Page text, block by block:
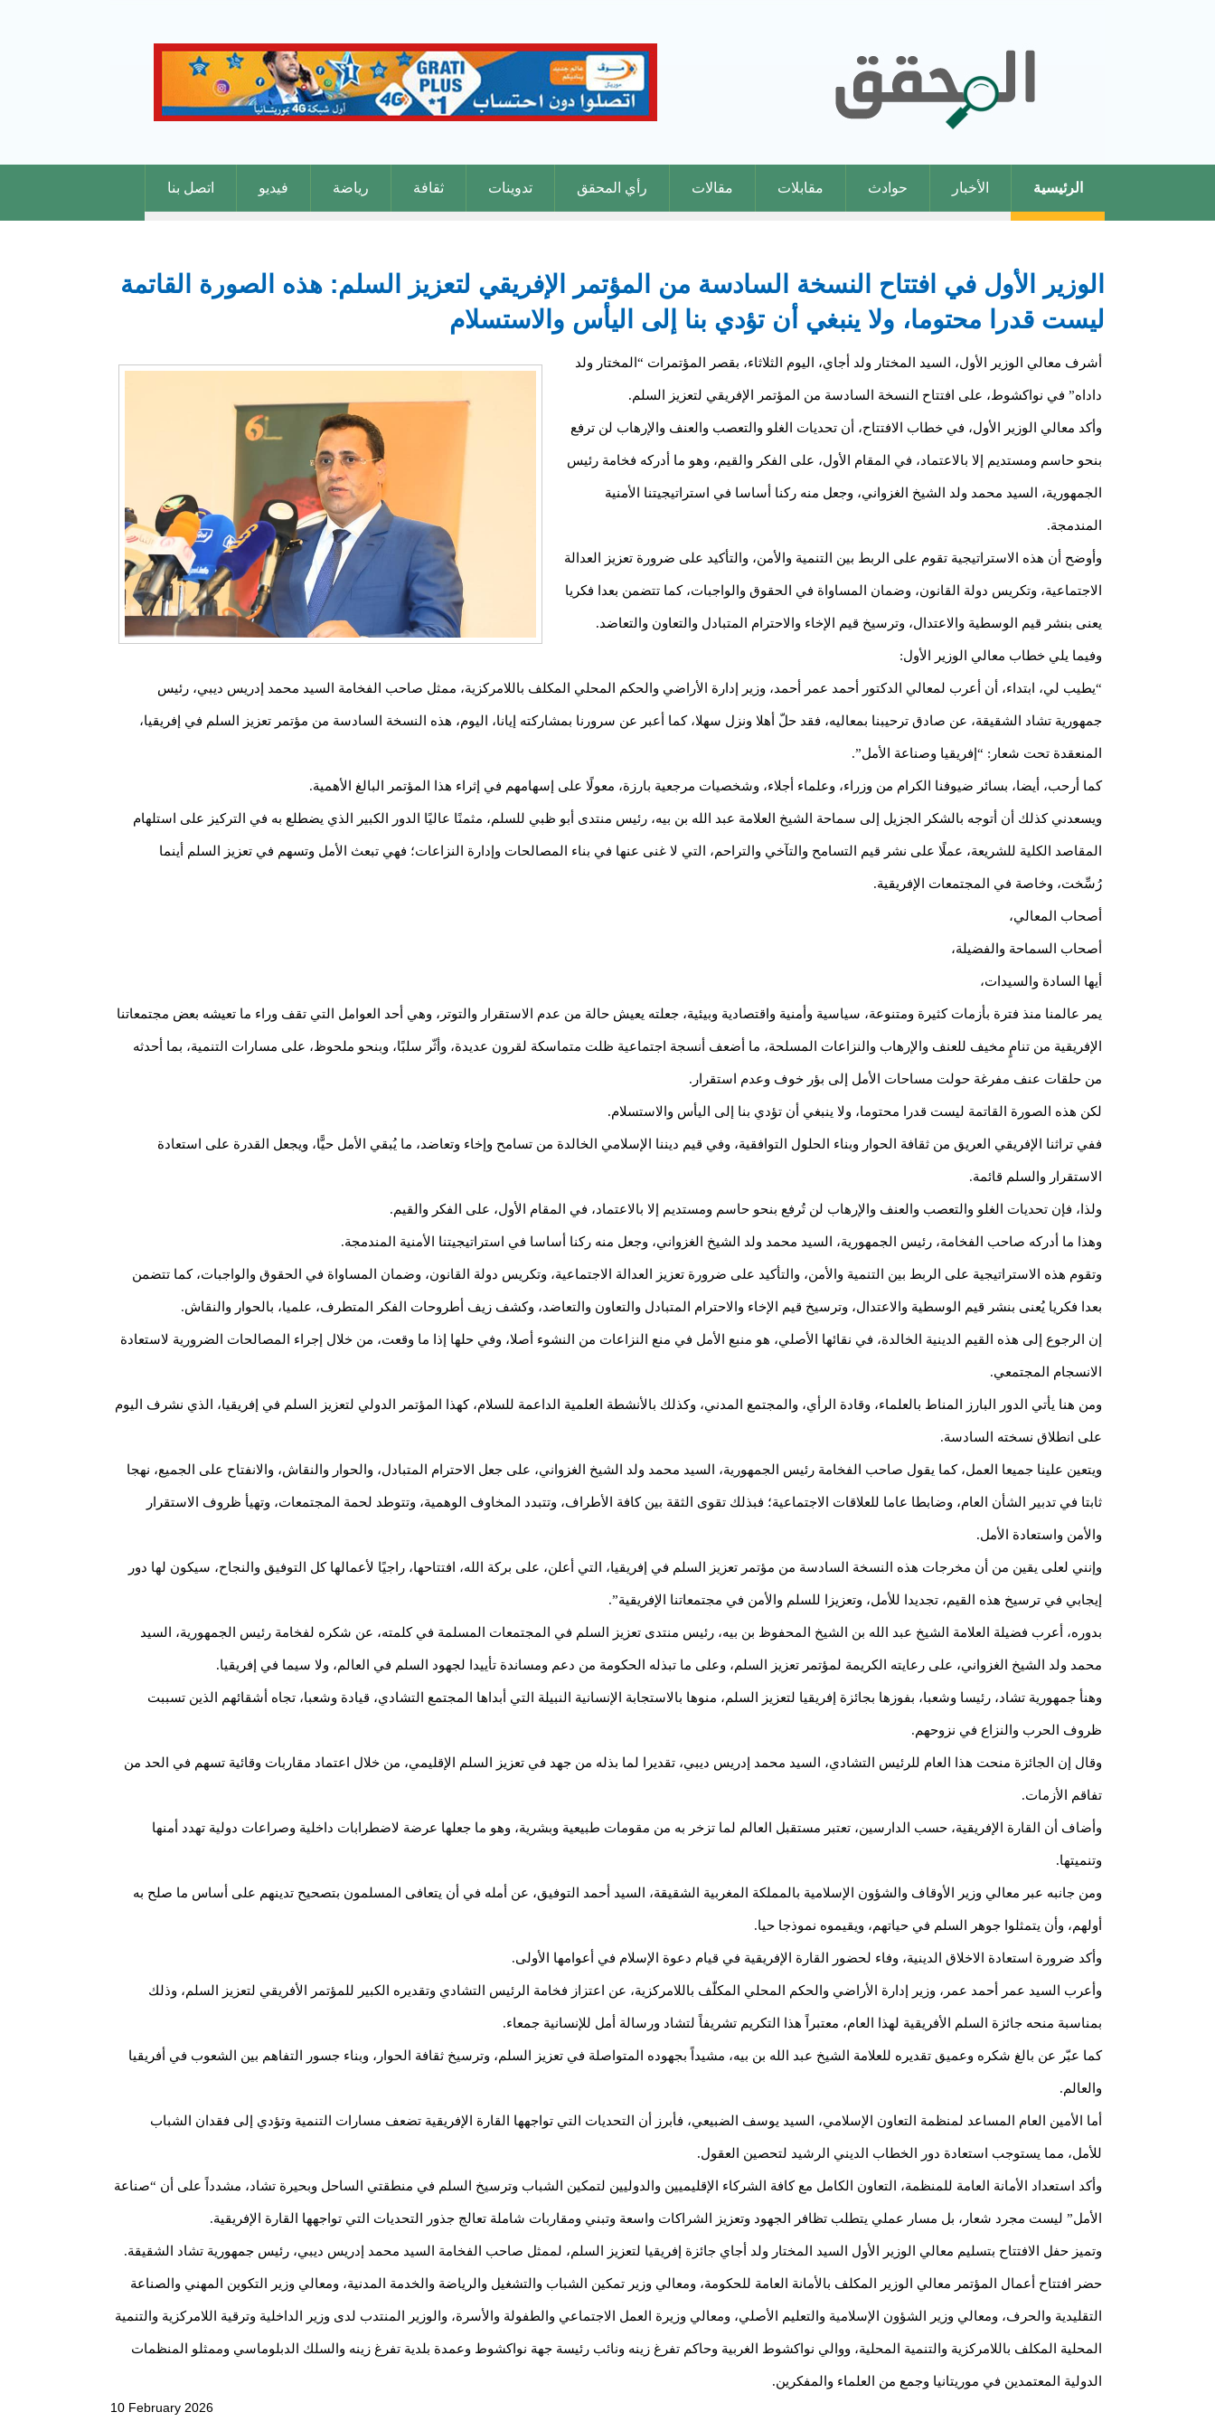
الرئيسية الأخبار حوادث مقابلات مقالات رأي المحقق تدوينات ثقافة رياضة فيديو اتصل بنا
الوزير الأول في افتتاح النسخة السادسة من المؤتمر الإفريقي لتعزيز السلم: هذه الصورة القاتمة
ليست قدرا محتوما، ولا ينبغي أن تؤدي بنا إلى اليأس والاستسلام
أشرف معالي الوزير الأول، السيد المختار ولد أجاي، اليوم الثلاثاء، بقصر المؤتمرات “المختار ولد
داداه” في نواكشوط، على افتتاح النسخة السادسة من المؤتمر الإفريقي لتعزيز السلم.
وأكد معالي الوزير الأول، في خطاب الافتتاح، أن تحديات الغلو والتعصب والعنف والإرهاب لن ترفع
بنحو حاسم ومستديم إلا بالاعتماد، في المقام الأول، على الفكر والقيم، وهو ما أدركه فخامة رئيس
الجمهورية، السيد محمد ولد الشيخ الغزواني، وجعل منه ركنا أساسا في استراتيجيتنا الأمنية
المندمجة.
وأوضح أن هذه الاستراتيجية تقوم على الربط بين التنمية والأمن، والتأكيد على ضرورة تعزيز العدالة
الاجتماعية، وتكريس دولة القانون، وضمان المساواة في الحقوق والواجبات، كما تتضمن بعدا فكريا
يعنى بنشر قيم الوسطية والاعتدال، وترسيخ قيم الإخاء والاحترام المتبادل والتعاون والتعاضد.
وفيما يلي خطاب معالي الوزير الأول:
“يطيب لي، ابتداء، أن أعرب لمعالي الدكتور أحمد عمر أحمد، وزير إدارة الأراضي والحكم المحلي المكلف باللامركزية، ممثل صاحب الفخامة السيد محمد إدريس ديبي، رئيس
جمهورية تشاد الشقيقة، عن صادق ترحيبنا بمعاليه، فقد حلّ أهلا ونزل سهلا، كما أعبر عن سرورنا بمشاركته إيانا، اليوم، هذه النسخة السادسة من مؤتمر تعزيز السلم في إفريقيا،
المنعقدة تحت شعار: “إفريقيا وصناعة الأمل”.
كما أرحب، أيضا، بسائر ضيوفنا الكرام من وزراء، وعلماء أجلاء، وشخصيات مرجعية بارزة، معولًا على إسهامهم في إثراء هذا المؤتمر البالغ الأهمية.
ويسعدني كذلك أن أتوجه بالشكر الجزيل إلى سماحة الشيخ العلامة عبد الله بن بيه، رئيس منتدى أبو ظبي للسلم، مثمنًا عاليًا الدور الكبير الذي يضطلع به في التركيز على استلهام
المقاصد الكلية للشريعة، عملًا على نشر قيم التسامح والتآخي والتراحم، التي لا غنى عنها في بناء المصالحات وإدارة النزاعات؛ فهي تبعث الأمل وتسهم في تعزيز السلم أينما
رُسِّخت، وخاصة في المجتمعات الإفريقية.
أصحاب المعالي،
أصحاب السماحة والفضيلة،
أيها السادة والسيدات،
يمر عالمنا منذ فترة بأزمات كثيرة ومتنوعة، سياسية وأمنية واقتصادية وبيئية، جعلته يعيش حالة من عدم الاستقرار والتوتر، وهي أحد العوامل التي تقف وراء ما تعيشه بعض مجتمعاتنا
الإفريقية من تنامٍ مخيف للعنف والإرهاب والنزاعات المسلحة، ما أضعف أنسجة اجتماعية ظلت متماسكة لقرون عديدة، وأثّر سلبًا، وبنحو ملحوظ، على مسارات التنمية، بما أحدثه
من حلقات عنف مفرغة حولت مساحات الأمل إلى بؤر خوف وعدم استقرار.
لكن هذه الصورة القاتمة ليست قدرا محتوما، ولا ينبغي أن تؤدي بنا إلى اليأس والاستسلام.
ففي تراثنا الإفريقي العريق من ثقافة الحوار وبناء الحلول التوافقية، وفي قيم ديننا الإسلامي الخالدة من تسامح وإخاء وتعاضد، ما يُبقي الأمل حيًّا، ويجعل القدرة على استعادة
الاستقرار والسلم قائمة.
ولذا، فإن تحديات الغلو والتعصب والعنف والإرهاب لن تُرفع بنحو حاسم ومستديم إلا بالاعتماد، في المقام الأول، على الفكر والقيم.
وهذا ما أدركه صاحب الفخامة، رئيس الجمهورية، السيد محمد ولد الشيخ الغزواني، وجعل منه ركنا أساسا في استراتيجيتنا الأمنية المندمجة.
وتقوم هذه الاستراتيجية على الربط بين التنمية والأمن، والتأكيد على ضرورة تعزيز العدالة الاجتماعية، وتكريس دولة القانون، وضمان المساواة في الحقوق والواجبات، كما تتضمن
بعدا فكريا يُعنى بنشر قيم الوسطية والاعتدال، وترسيخ قيم الإخاء والاحترام المتبادل والتعاون والتعاضد، وكشف زيف أطروحات الفكر المتطرف، علميا، بالحوار والنقاش.
إن الرجوع إلى هذه القيم الدينية الخالدة، في نقائها الأصلي، هو منبع الأمل في منع النزاعات من النشوء أصلا، وفي حلها إذا ما وقعت، من خلال إجراء المصالحات الضرورية لاستعادة
الانسجام المجتمعي.
ومن هنا يأتي الدور البارز المناط بالعلماء، وقادة الرأي، والمجتمع المدني، وكذلك بالأنشطة العلمية الداعمة للسلام، كهذا المؤتمر الدولي لتعزيز السلم في إفريقيا، الذي نشرف اليوم
على انطلاق نسخته السادسة.
ويتعين علينا جميعا العمل، كما يقول صاحب الفخامة رئيس الجمهورية، السيد محمد ولد الشيخ الغزواني، على جعل الاحترام المتبادل، والحوار والنقاش، والانفتاح على الجميع، نهجا
ثابتا في تدبير الشأن العام، وضابطا عاما للعلاقات الاجتماعية؛ فبذلك تقوى الثقة بين كافة الأطراف، وتتبدد المخاوف الوهمية، وتتوطد لحمة المجتمعات، وتهيأ ظروف الاستقرار
والأمن واستعادة الأمل.
وإنني لعلى يقين من أن مخرجات هذه النسخة السادسة من مؤتمر تعزيز السلم في إفريقيا، التي أعلن، على بركة الله، افتتاحها، راجيًا لأعمالها كل التوفيق والنجاح، سيكون لها دور
إيجابي في ترسيخ هذه القيم، تجديدا للأمل، وتعزيزا للسلم والأمن في مجتمعاتنا الإفريقية”.
بدوره، أعرب فضيلة العلامة الشيخ عبد الله بن الشيخ المحفوظ بن بيه، رئيس منتدى تعزيز السلم في المجتمعات المسلمة في كلمته، عن شكره لفخامة رئيس الجمهورية، السيد
محمد ولد الشيخ الغزواني، على رعايته الكريمة لمؤتمر تعزيز السلم، وعلى ما تبذله الحكومة من دعم ومساندة تأييدا لجهود السلم في العالم، ولا سيما في إفريقيا.
وهنأ جمهورية تشاد، رئيسا وشعبا، بفوزها بجائزة إفريقيا لتعزيز السلم، منوها بالاستجابة الإنسانية النبيلة التي أبداها المجتمع التشادي، قيادة وشعبا، تجاه أشقائهم الذين تسببت
ظروف الحرب والنزاع في نزوحهم.
وقال إن الجائزة منحت هذا العام للرئيس التشادي، السيد محمد إدريس ديبي، تقديرا لما بذله من جهد في تعزيز السلم الإقليمي، من خلال اعتماد مقاربات وقائية تسهم في الحد من
تفاقم الأزمات.
وأضاف أن القارة الإفريقية، حسب الدارسين، تعتبر مستقبل العالم لما تزخر به من مقومات طبيعية وبشرية، وهو ما جعلها عرضة لاضطرابات داخلية وصراعات دولية تهدد أمنها
وتنميتها.
ومن جانبه عبر معالي وزير الأوقاف والشؤون الإسلامية بالمملكة المغربية الشقيقة، السيد أحمد التوفيق، عن أمله في أن يتعافى المسلمون بتصحيح تدينهم على أساس ما صلح به
أولهم، وأن يتمثلوا جوهر السلم في حياتهم، ويقيموه نموذجا حيا.
وأكد ضرورة استعادة الاخلاق الدينية، وفاء لحضور القارة الإفريقية في قيام دعوة الإسلام في أعوامها الأولى.
وأعرب السيد عمر أحمد عمر، وزير إدارة الأراضي والحكم المحلي المكلّف باللامركزية، عن اعتزاز فخامة الرئيس التشادي وتقديره الكبير للمؤتمر الأفريقي لتعزيز السلم، وذلك
بمناسبة منحه جائزة السلم الأفريقية لهذا العام، معتبراً هذا التكريم تشريفاً لتشاد ورسالة أمل للإنسانية جمعاء.
كما عبّر عن بالغ شكره وعميق تقديره للعلامة الشيخ عبد الله بن بيه، مشيداً بجهوده المتواصلة في تعزيز السلم، وترسيخ ثقافة الحوار، وبناء جسور التفاهم بين الشعوب في أفريقيا
والعالم.
أما الأمين العام المساعد لمنظمة التعاون الإسلامي، السيد يوسف الضبيعي، فأبرز أن التحديات التي تواجهها القارة الإفريقية تضعف مسارات التنمية وتؤدي إلى فقدان الشباب
للأمل، مما يستوجب استعادة دور الخطاب الديني الرشيد لتحصين العقول.
وأكد استعداد الأمانة العامة للمنظمة، التعاون الكامل مع كافة الشركاء الإقليميين والدوليين لتمكين الشباب وترسيخ السلم في منطقتي الساحل وبحيرة تشاد، مشدداً على أن “صناعة
الأمل” ليست مجرد شعار، بل مسار عملي يتطلب تظافر الجهود وتعزيز الشراكات واسعة وتبني ومقاربات شاملة تعالج جذور التحديات التي تواجهها القارة الإفريقية.
وتميز حفل الافتتاح بتسليم معالي الوزير الأول السيد المختار ولد أجاي جائزة إفريقيا لتعزيز السلم، لممثل صاحب الفخامة السيد محمد إدريس ديبي، رئيس جمهورية تشاد الشقيقة.
حضر افتتاح أعمال المؤتمر معالي الوزير المكلف بالأمانة العامة للحكومة، ومعالي وزير تمكين الشباب والتشغيل والرياضة والخدمة المدنية، ومعالي وزير التكوين المهني والصناعة
التقليدية والحرف، ومعالي وزير الشؤون الإسلامية والتعليم الأصلي، ومعالي وزيرة العمل الاجتماعي والطفولة والأسرة، والوزير المنتدب لدى وزير الداخلية وترقية اللامركزية والتنمية
المحلية المكلف باللامركزية والتنمية المحلية، ووالي نواكشوط الغربية وحاكم تفرغ زينه ونائب رئيسة جهة نواكشوط وعمدة بلدية تفرغ زينه والسلك الدبلوماسي وممثلو المنظمات
الدولية المعتمدين في موريتانيا وجمع من العلماء والمفكرين.
10 February 2026